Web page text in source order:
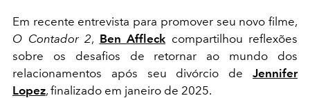
Em recente entrevista para promover seu novo filme,
O Contador 2, Ben Affleck compartilhou reflexões
sobre os desafios de retornar ao mundo dos
relacionamentos após seu divórcio de
Jennifer
Lopez, finalizado em janeiro de 2025.​